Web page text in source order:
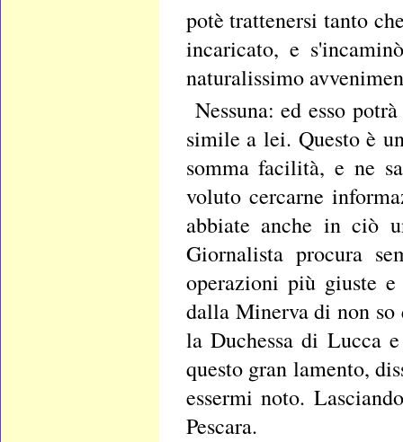
potè trattenersi tanto
incaricato, e
naturalissimo
Nessuna: ed esso
simile a lei. Questo è
somma facilità, e ne
voluto cercarne
abbiate anche in ciò
Giornalista procura
operazioni più giuste
dalla Minerva di non
la Duchessa di Lucca
questo gran lamento,
essermi noto.
Pescara.